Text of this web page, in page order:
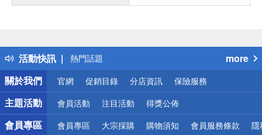
活動快訊
得獎公告
熱門話題
銀行優惠
偏遠地區配送
詐騙網頁！請小心！
more
關於我們
官網 促銷目錄 分店資訊 保險服務
主題活動 會員活動 注目活動 得獎公佈
會員專區 會員專區 大宗採購 購物須知 會員服務條款 隱